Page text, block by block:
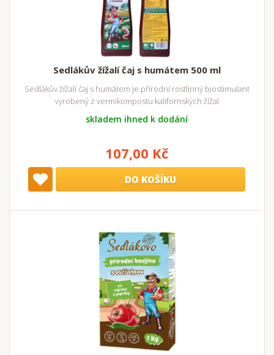
Sedlákův žížalí čaj s humátem 500 ml
Sedlákův žížalí čaj s humátem je přírodní rostlinný biostimulant
vyrobený z vermikompostu kalifornských žížal
skladem ihned k dodání
107,00 Kč
DO KOŠÍKU